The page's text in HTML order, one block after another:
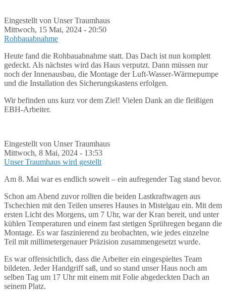
Eingestellt von Unser Traumhaus
Mittwoch, 15 Mai, 2024 - 20:50
Rohbauabnahme
Heute fand die Rohbauabnahme statt. Das Dach ist nun komplett
gedeckt. Als nächstes wird das Haus verputzt. Dann müssen nur
noch der Innenausbau, die Montage der Luft-Wasser-Wärmepumpe
und die Installation des Sicherungskastens erfolgen.
Wir befinden uns kurz vor dem Ziel! Vielen Dank an die fleißigen
EBH-Arbeiter.
Eingestellt von Unser Traumhaus
Mittwoch, 8 Mai, 2024 - 13:53
Unser Traumhaus wird gestellt
Am 8. Mai war es endlich soweit – ein aufregender Tag stand bevor.
Schon am Abend zuvor rollten die beiden Lastkraftwagen aus
Tschechien mit den Teilen unseres Hauses in Mistelgau ein. Mit dem
ersten Licht des Morgens, um 7 Uhr, war der Kran bereit, und unter
kühlen Temperaturen und einem fast stetigen Sprühregen begann die
Montage. Es war faszinierend zu beobachten, wie jedes einzelne
Teil mit millimetergenauer Präzision zusammengesetzt wurde.
Es war offensichtlich, dass die Arbeiter ein eingespieltes Team
bildeten. Jeder Handgriff saß, und so stand unser Haus noch am
selben Tag um 17 Uhr mit einem mit Folie abgedeckten Dach an
seinem Platz.